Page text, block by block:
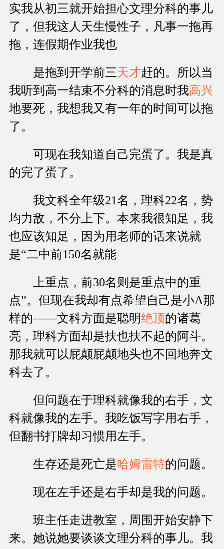
实我从初三就开始担心文理分科的事儿
了，但我这人天生慢性子，凡事一拖再
拖，连假期作业我也
是拖到开学前三天才赶的。所以当
我听到高一结束不分科的消息时我高兴
地要死，我想我又有一年的时间可以拖
了。
可现在我知道自己完蛋了。我是真
的完了蛋了。
我文科全年级21名，理科22名，势
均力敌，不分上下。本来我很知足，我
也应该知足，因为用老师的话来说就
是“二中前150名就能
上重点，前30名则是重点中的重
点”。但现在我却有点希望自己是小A那
样的——文科方面是聪明绝顶的诸葛
亮，理科方面却是扶也扶不起的阿斗。
那我就可以屁颠屁颠地头也不回地奔文
科去了。
但问题在于理科就像我的右手，文
科就像我的左手。我吃饭写字用右手，
但翻书打牌却习惯用左手。
生存还是死亡是哈姆雷特的问题。
现在左手还是右手却是我的问题。
班主任走进教室，周围开始安静下
来。她说她要谈谈文理分科的事儿。我